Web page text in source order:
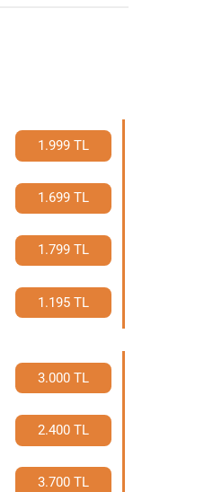
1.999 TL
1.699 TL
1.799 TL
1.195 TL
3.000 TL
2.400 TL
3.700 TL